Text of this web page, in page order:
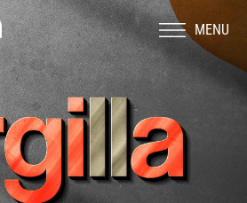
MENU